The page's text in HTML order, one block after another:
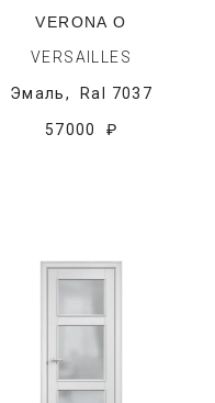
VERONA O
VERSAILLES
Эмаль, Ral 7037
57000 ₽